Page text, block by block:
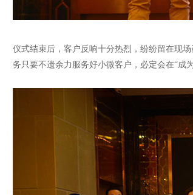
仪式结束后，客户反响十分热烈，纷纷留在现
务只要不遗余力服务好小微客户，必定会在“成